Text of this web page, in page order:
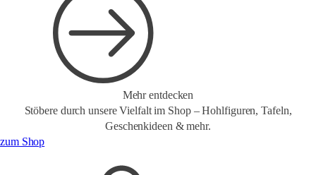
Mehr entdecken
Stöbere durch unsere Vielfalt im Shop – Hohlfiguren, Tafeln,
Geschenkideen & mehr.
zum Shop